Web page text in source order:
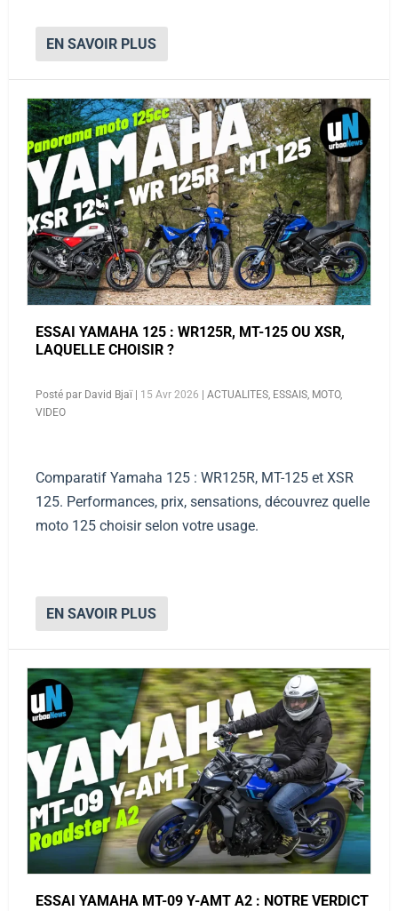
EN SAVOIR PLUS
ESSAI YAMAHA 125 : WR125R, MT-125 OU XSR,
LAQUELLE CHOISIR ?
Posté par David Bjaï| 15 Avr 2026 | ACTUALITES ESSAIS MOTO,
VIDEO
Comparatif Yamaha 125 : WR125R, MT-125 et XSR
125. Performances, prix, sensations, découvrez quelle
moto 125 choisir selon votre usage.
EN SAVOIR PLUS
ESSAI YAMAHA MT-09 Y-AMT A2 : NOTRE VERDICT